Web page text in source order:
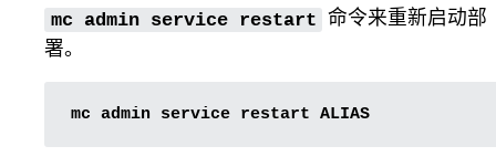
mc admin service restart 命令来重新启动部
署。
mc admin service restart